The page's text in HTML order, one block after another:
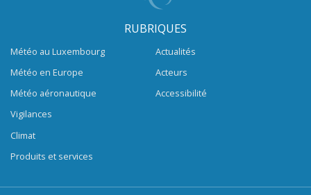
RUBRIQUES
Météo au Luxembourg
Météo en Europe
Météo aéronautique
Vigilances
Climat
Produits et services
Actualités
Acteurs
Accessibilité